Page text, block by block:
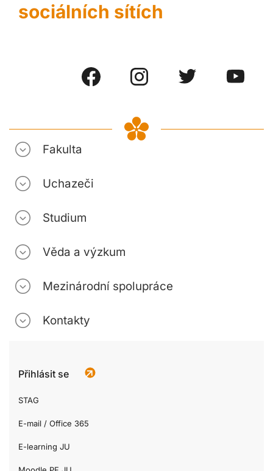
sociálních sítích
Fakulta
Uchazeči
Studium
Věda a výzkum
Mezinárodní spolupráce
Kontakty
Přihlásit se
STAG
E-mail / Office 365
E-learning JU